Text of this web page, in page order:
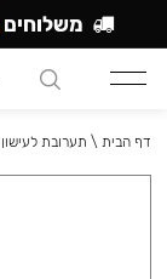
דף הבית \ תערובת לעישון
משלוחים